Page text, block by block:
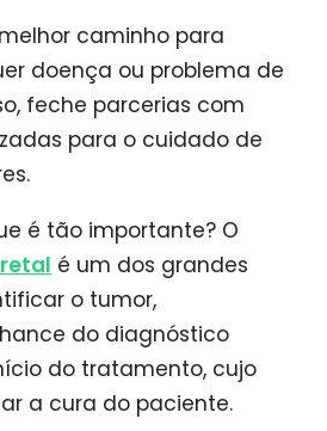
caminho para
doença ou problema de
feche parcerias com
para o cuidado de
é tão importante? O
é um dos grandes
o tumor,
do diagnóstico
do tratamento, cujo
a cura do paciente.